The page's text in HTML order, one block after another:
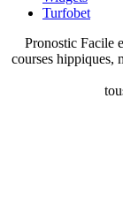
Turfobet
Pronostic Facile
courses hippiques,